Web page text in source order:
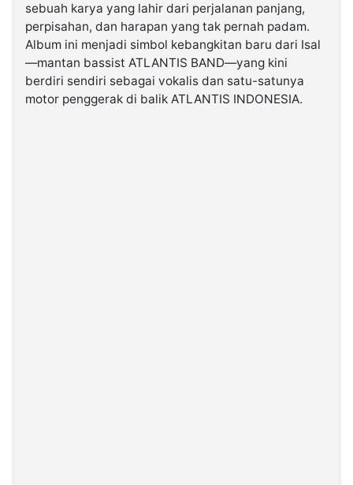
Kabarbaru.co
2026
Kabarbaru
sebuah karya yang lahir dari perjalanan panjang,
perpisahan, dan harapan yang tak pernah padam.
Album ini menjadi simbol kebangkitan baru dari Isal
—mantan bassist ATLANTIS BAND—yang kini
berdiri sendiri sebagai vokalis dan satu-satunya
motor penggerak di balik ATLANTIS INDONESIA.